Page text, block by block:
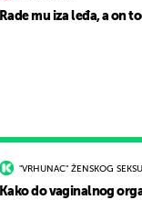
"VRHUNAC" ŽENSKOG
Kako do vaginalnog
Rade mu iza leđa, a on